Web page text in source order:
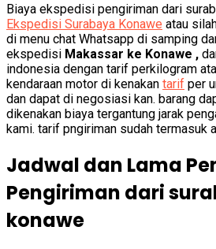
Biaya ekspedisi pengiriman dari
Ekspedisi Surabaya Konawe atau
di menu chat Whatsapp di samping
ekspedisi Makassar ke Konawe ,
indonesia dengan tarif perkilogram
kendaraan motor di kenakan tarif per
dan dapat di negosiasi kan. barang
dikenakan biaya tergantung jarak
kami. tarif pngiriman sudah termasuk
Jadwal dan Lama
Pengiriman dari
konawe